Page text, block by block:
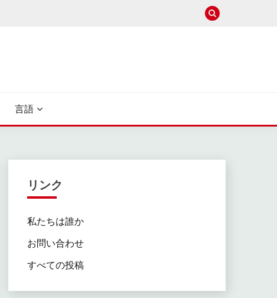
言語
リンク
私たちは誰か
お問い合わせ
すべての投稿